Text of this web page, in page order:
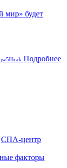
мир» будет
Подробнее
СПА-центр
факторы